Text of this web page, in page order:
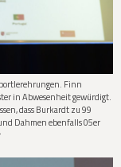
Finn
in Abwesenheit gewürdigt.
dass Burkardt zu 99
Dahmen ebenfalls 05er